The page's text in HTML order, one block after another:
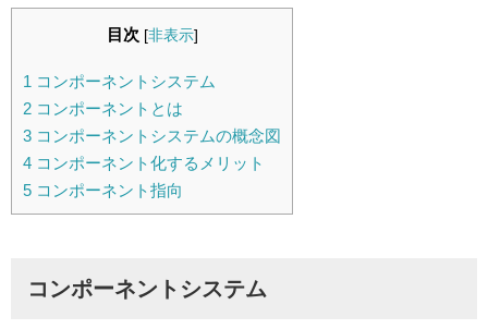
目次 [非表示]
1 コンポーネントシステム
2 コンポーネントとは
3 コンポーネントシステムの概念図
4 コンポーネント化するメリット
5 コンポーネント指向
コンポーネントシステム